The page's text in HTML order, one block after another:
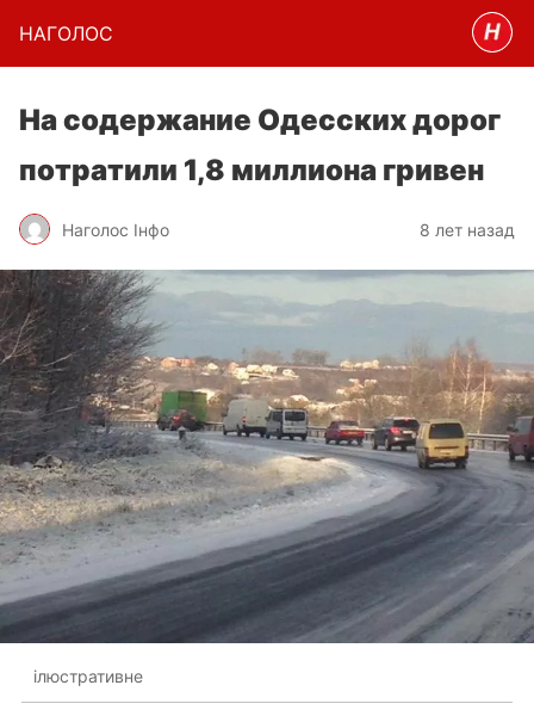
НАГОЛОC
На содержание Одесских дорог
потратили 1,8 миллиона гривен
Наголос Інфо 8 лет назад
ілюстративне